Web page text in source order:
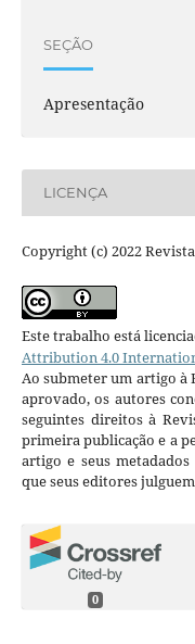
SEÇÃO
Apresentação
LICENÇA
Copyright (c) 2022
Este trabalho está
Attribution 4.0
Ao submeter um artigo à
aprovado, os autores
seguintes direitos à
primeira publicação e a
artigo e seus
que seus editores
0